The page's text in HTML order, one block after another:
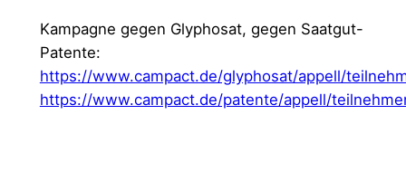
Kampagne gegen Glyphosat, gegen Saatgut-
Patente:
https://www.campact.de/glyphosat/appell/
https://www.campact.de/patente/appell/